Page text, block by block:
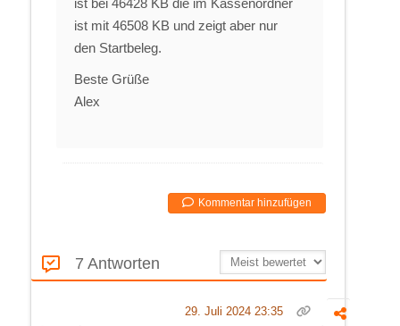
ist mit 46508 KB und zeigt aber nur
den Startbeleg.
Beste Grüße
Alex
Kommentar hinzufügen
7 Antworten
29. Juli 2024 23:35